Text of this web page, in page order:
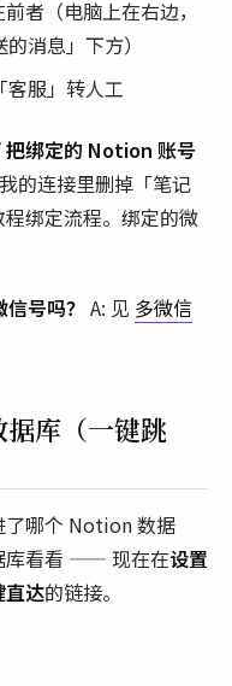
者（电脑上在右边，
消息」下方）
客服」转人工
绑定的 Notion 账号
的连接里删掉「笔记
绑定流程。绑定的微
号吗？ A: 见 多微信
库（一键跳
哪个 Notion 数据
库看看 —— 现在在设置
直达的链接。